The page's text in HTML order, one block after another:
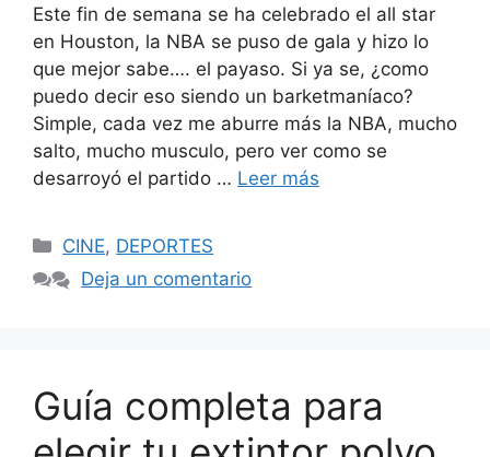
Este fin de semana se ha celebrado el all star
en Houston, la NBA se puso de gala y hizo lo
que mejor sabe…. el payaso. Si ya se, ¿como
puedo decir eso siendo un barketmaníaco?
Simple, cada vez me aburre más la NBA, mucho
salto, mucho musculo, pero ver como se
desarroyó el partido … Leer más
Categorías
CINE, DEPORTES
Deja un comentario
Guía completa para